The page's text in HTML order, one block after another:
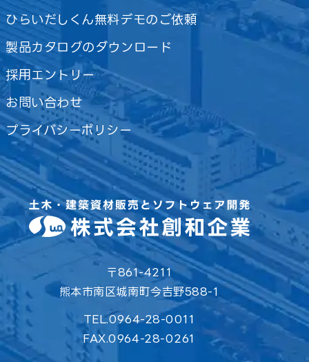
ひらいだしくん無料デモのご依頼
製品カタログのダウンロード
採用エントリー
お問い合わせ
プライバシーポリシー
〒861-4211
熊本市南区城南町今吉野588-1
TEL.0964-28-0011
FAX.0964-28-0261